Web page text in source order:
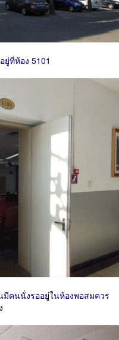
ที่ห้อง 5101
มีคนนั่งรออยู่ในห้องพอสมควร